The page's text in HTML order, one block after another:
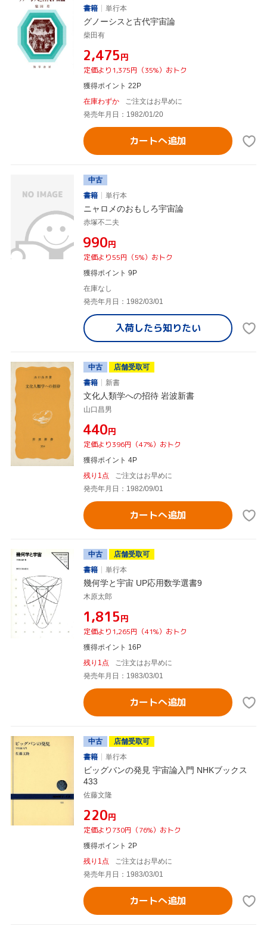
書籍 単行本
グノーシスと古代宇宙論
柴田有
¥2,475円
定価より1,375円（35%）おトク
獲得ポイント 22P
在庫わずか
ご注文はお早めに
発売年月日：1982/01/20
カートへ追加
中古
書籍
単行本
ニャロメのおもしろ宇宙論
赤塚不二夫
¥990円
定価より55円（5%）おトク
獲得ポイント 9P
在庫なし
発売年月日：1982/03/01
入荷したら知りたい
中古
店舗受取可
書籍
新書
文化人類学への招待 岩波新書
山口昌男
¥440円
定価より396円（47%）おトク
獲得ポイント 4P
残り1点
ご注文はお早めに
発売年月日：1982/09/01
カートへ追加
中古
店舗受取可
書籍
単行本
幾何学と宇宙 UP応用数学選書9
木原太郎
¥1,815円
定価より1,265円（41%）おトク
獲得ポイント 16P
残り1点
ご注文はお早めに
発売年月日：1983/03/01
カートへ追加
中古
店舗受取可
書籍
単行本
ビッグバンの発見 宇宙論入門 NHKブックス
433
佐藤文隆
¥220円
定価より730円（76%）おトク
獲得ポイント 2P
残り1点
ご注文はお早めに
発売年月日：1983/03/01
カートへ追加